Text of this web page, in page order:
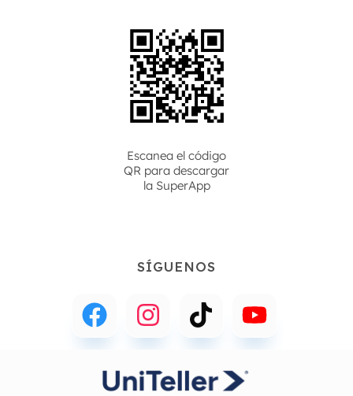
Escanea el código
QR para descargar
la SuperApp
SÍGUENOS